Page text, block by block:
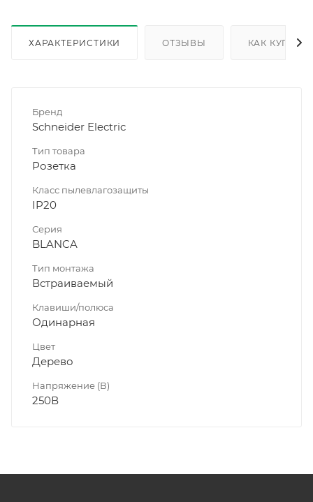
ХАРАКТЕРИСТИКИ ОТЗЫВЫ КАК КУПИТЬ
Бренд
Schneider Electric
Тип товара
Розетка
Класс пылевлагозащиты
IP20
Серия
BLANCA
Тип монтажа
Встраиваемый
Клавиши/полюса
Одинарная
Цвет
Дерево
Напряжение (В)
250В